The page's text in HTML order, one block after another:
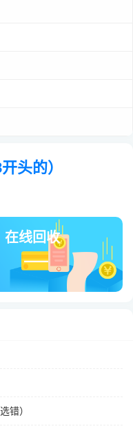
头的）
在线回收
错）